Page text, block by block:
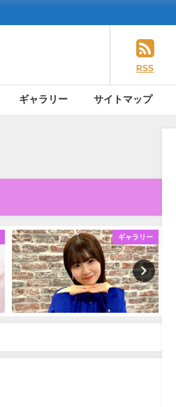
RSS
ギャラリー サイトマップ
ギャラリー